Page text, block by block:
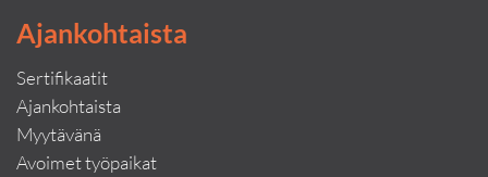
Ajankohtaista
Sertifikaatit
Ajankohtaista
Myytävänä
Avoimet työpaikat